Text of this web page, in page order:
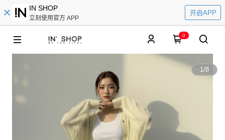
IN SHOP
立刻使用官方 APP
开启APP
0
1/8